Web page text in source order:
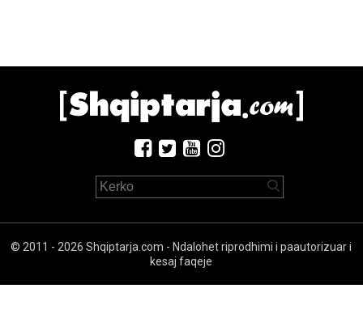
© 2011 - 2026 Shqiptarja.com - Ndalohet riprodhimi i paautorizuar i
kesaj faqeje